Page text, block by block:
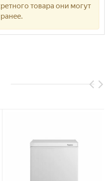
товара они могут